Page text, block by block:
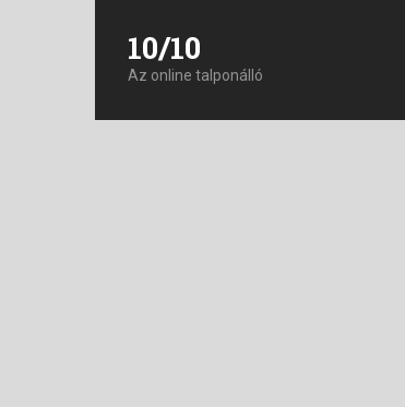
10/10
Az online talponálló